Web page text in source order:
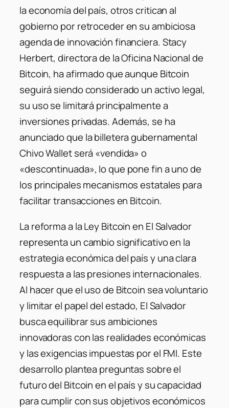
la economía del país, otros critican al
gobierno por retroceder en su ambiciosa
agenda de innovación financiera. Stacy
Herbert, directora de la Oficina Nacional de
Bitcoin, ha afirmado que aunque Bitcoin
seguirá siendo considerado un activo legal,
su uso se limitará principalmente a
inversiones privadas.Además, se ha
anunciado que la billetera gubernamental
Chivo Wallet será «vendida» o
«descontinuada», lo que pone fin a uno de
los principales mecanismos estatales para
facilitar transacciones en Bitcoin.
La reforma a la Ley Bitcoin en El Salvador
representa un cambio significativo en la
estrategia económica del país y una clara
respuesta a las presiones internacionales.
Al hacer que el uso de Bitcoin sea voluntario
y limitar el papel del estado, El Salvador
busca equilibrar sus ambiciones
innovadoras con las realidades económicas
y las exigencias impuestas por el FMI. Este
desarrollo plantea preguntas sobre el
futuro del Bitcoin en el país y su capacidad
para cumplir con sus objetivos económicos